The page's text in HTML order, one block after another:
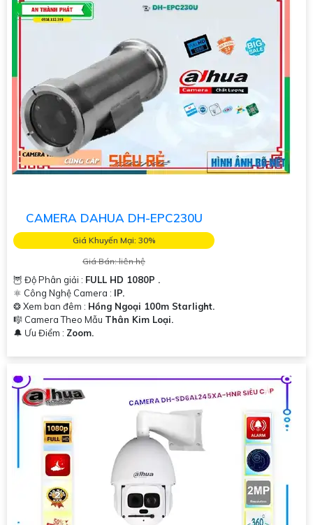
CAMERA DAHUA DH-EPC230U
Giá Khuyến Mại: 30%
Giá Bán: liên hệ
🦉 Độ Phân giải : FULL HD 1080P .
⚛️ Công Nghệ Camera : IP.
❂ Xem ban đêm : Hồng Ngoại 100m Starlight.
🎼️ Camera Theo Mẫu Thân Kim Loại.
️🔔 Ưu Điểm : Zoom.